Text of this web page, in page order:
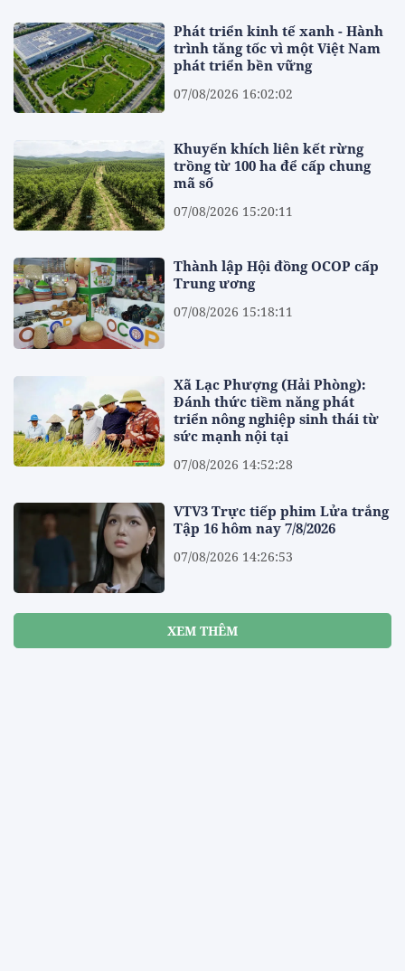
Phát triển kinh tế xanh - Hành
trình tăng tốc vì một Việt Nam
phát triển bền vững
07/08/2026 16:02:02
Khuyến khích liên kết rừng
trồng từ 100 ha để cấp chung
mã số
07/08/2026 15:20:11
Thành lập Hội đồng OCOP cấp
Trung ương
07/08/2026 15:18:11
Xã Lạc Phượng (Hải Phòng):
Đánh thức tiềm năng phát
triển nông nghiệp sinh thái từ
sức mạnh nội tại
07/08/2026 14:52:28
VTV3 Trực tiếp phim Lửa trắng
Tập 16 hôm nay 7/8/2026
07/08/2026 14:26:53
XEM THÊM